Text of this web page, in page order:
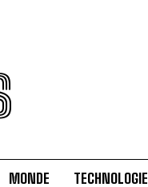
MONDE TECHNOLOGIE